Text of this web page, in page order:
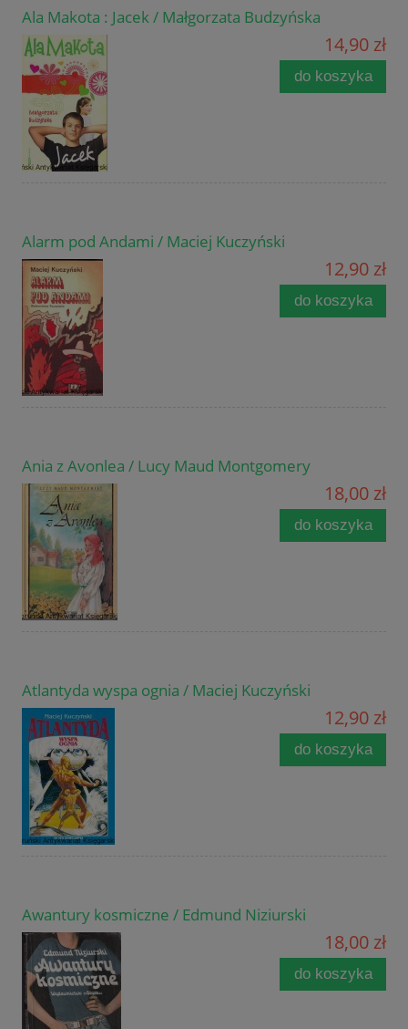
Ala Makota : Jacek / Małgorzata Budzyńska
14,90 zł
do koszyka
Alarm pod Andami / Maciej Kuczyński
12,90 zł
do koszyka
Ania z Avonlea / Lucy Maud Montgomery
18,00 zł
do koszyka
Atlantyda wyspa ognia / Maciej Kuczyński
12,90 zł
do koszyka
Awantury kosmiczne / Edmund Niziurski
18,00 zł
do koszyka